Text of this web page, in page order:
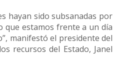
hayan sido subsanadas por
que estamos frente a un día
manifestó el presidente del
recursos del Estado, Janel